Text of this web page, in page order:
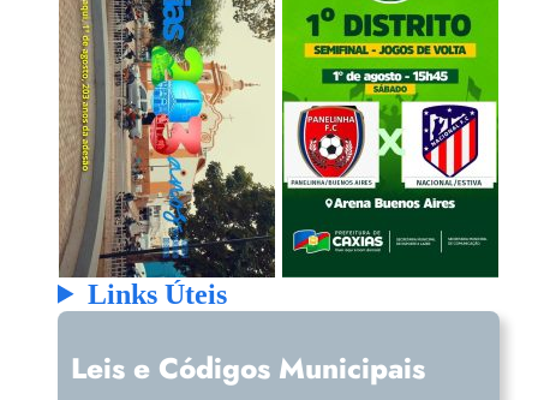
Links Úteis
Leis e Códigos Municipais